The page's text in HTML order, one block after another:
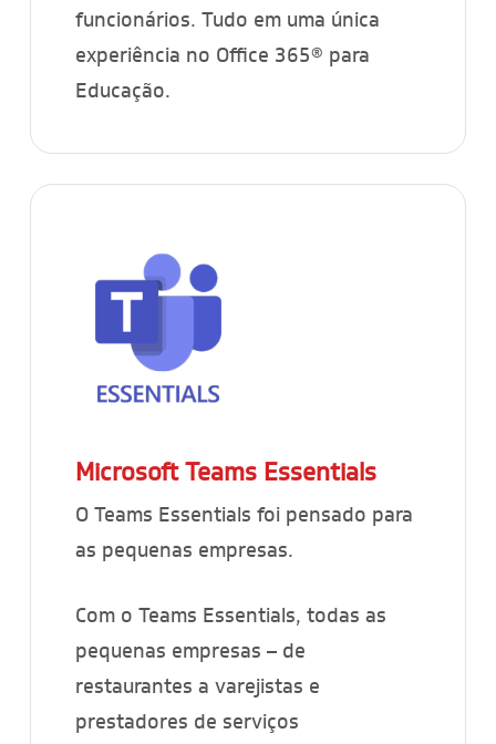
funcionários. Tudo em uma única
experiência no Office 365® para
Educação.
Microsoft Teams Essentials
O Teams Essentials foi pensado para
as pequenas empresas.
Com o Teams Essentials, todas as
pequenas empresas – de
restaurantes a varejistas e
prestadores de serviços